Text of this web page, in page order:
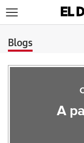
Blogs
A